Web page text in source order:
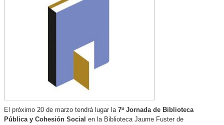
El próximo 20 de marzo tendrá lugar la 7ª Jornada de Biblioteca
Pública y Cohesión Social en la Biblioteca Jaume Fuster de